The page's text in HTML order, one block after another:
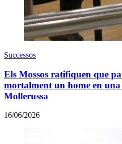
Successos
Els Mossos ratifiquen que
mortalment un home en
Mollerussa
16/06/2026